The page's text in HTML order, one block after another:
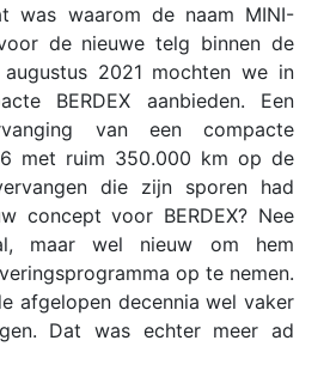
was waarom de naam MINI-
de nieuwe telg binnen de
augustus 2021 mochten we in
BERDEX aanbieden. Een
van een compacte
met ruim 350.000 km op de
die zijn sporen had
concept voor BERDEX? Nee
maar wel nieuw om hem
op te nemen.
afgelopen decennia wel vaker
Dat was echter meer ad